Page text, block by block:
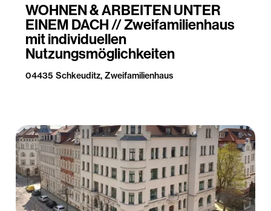
WOHNEN & ARBEITEN UNTER
EINEM DACH // Zweifamilienhaus
mit individuellen
Nutzungsmöglichkeiten
04435 Schkeuditz, Zweifamilienhaus